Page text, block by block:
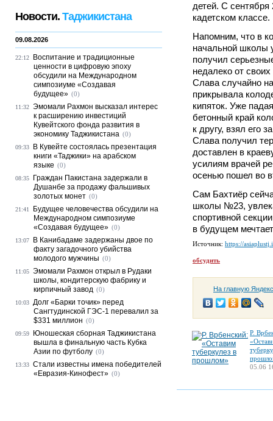
детей. С сентября
кадетском классе.
Напомним, что в
начальной школы
получил
недалеко от
Слава случайно
прикрывала
кипяток. Уже
бетонный край
к другу, взял его
Слава получил
доставлен в
усилиям врачей
осенью пошел во
Сам Бахтиёр
школы №23,
спортивной
в будущем
Источник: https://
обсудить
На главную
Р.
05.06
Новости. Таджикистана
09.08.2026
22:12
Воспитание и традиционные
ценности в цифровую эпоху
обсудили на Международном
симпозиуме «Создавая
будущее» (0)
11:32 Эмомали Рахмон высказал интерес
к расширению инвестиций
Кувейтского фонда развития в
экономику Таджикистана (0)
09:33
В Кувейте состоялась презентация
книги «Таджики» на арабском
языке (0)
08:35
Граждан Пакистана задержали в
Душанбе за продажу фальшивых
золотых монет (0)
21:41
Будущее человечества обсудили на
Международном симпозиуме
«Создавая будущее» (0)
13:07
В Канибадаме задержаны двое по
факту загадочного убийства
молодого мужчины (0)
11:05 Эмомали Рахмон открыл в Рудаки
школы, кондитерскую фабрику и
кирпичный завод (0)
10:03 Долг «Барки точик» перед
Сангтудинской ГЭС-1 перевалил за
$331 миллион (0)
09:59
Юношеская сборная Таджикистана
вышла в финальную часть Кубка
Азии по футболу (0)
13:33 Стали известны имена победителей
«Евразия-Кинофест» (0)